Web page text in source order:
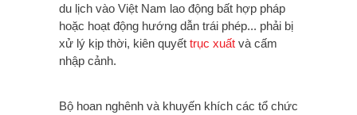
du lịch vào Việt Nam lao động bất hợp pháp
hoặc hoạt động hướng dẫn trái phép... phải bị
xử lý kịp thời, kiên quyết trục xuất và cấm
nhập cảnh.
Bộ hoan nghênh và khuyến khích các tổ chức